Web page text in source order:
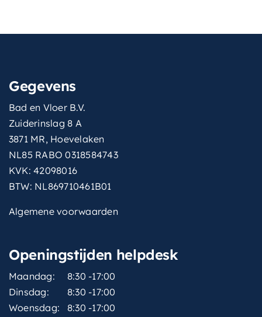
Gegevens
Bad en Vloer B.V.
Zuiderinslag 8 A
3871 MR, Hoevelaken
NL85 RABO 0318584743
KVK: 42098016
BTW: NL869710461B01
Algemene voorwaarden
Openingstijden helpdesk
Maandag:
8:30 -17:00
Dinsdag:
8:30 -17:00
Woensdag:
8:30 -17:00